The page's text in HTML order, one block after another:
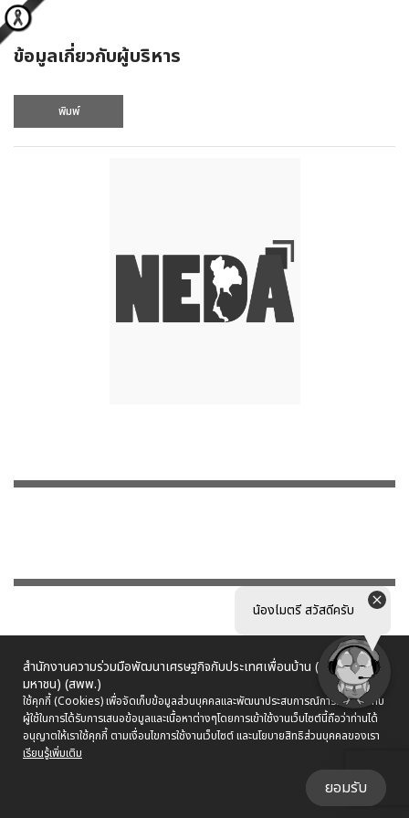
น้องไมตรี สวัสดีครับ
ข้อมูลเกี่ยวกับผู้บริหาร
พิมพ์
สำนักงานความร่วมมือพัฒนาเศรษฐกิจกับประเทศเพื่อนบ้าน (องค์การ
มหาชน) (สพพ.)
ใช้คุกกี้ (Cookies) เพื่อจัดเก็บข้อมูลส่วนบุคคลและพัฒนาประสบการณ์การใช้งานให้กับ
ผู้ใช้ในการได้รับการเสนอข้อมูลและเนื้อหาต่างๆโดยการเข้าใช้งานเว็บไซต์นี้ถือว่าท่านได้
อนุญาตให้เราใช้คุกกี้ ตามเงื่อนไขการใช้งานเว็บไซต์ และนโยบายสิทธิส่วนบุคคลของเรา
เรียนรู้เพิ่มเติม
ยอมรับ